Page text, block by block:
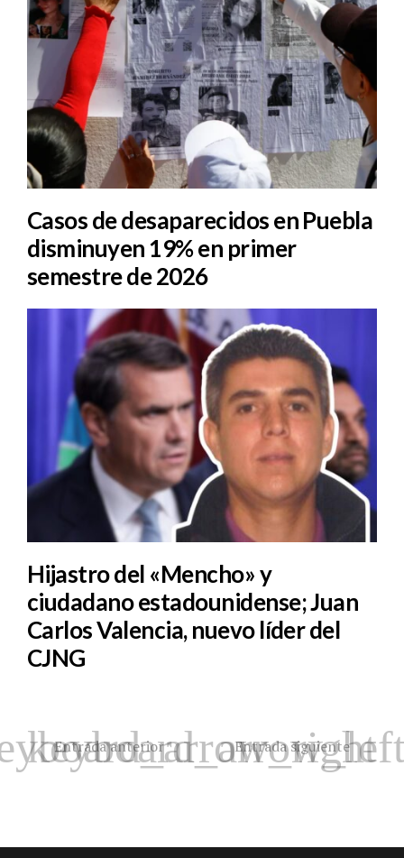
Casos de desaparecidos en Puebla
disminuyen 19% en primer
semestre de 2026
Hijastro del «Mencho» y
ciudadano estadounidense; Juan
Carlos Valencia, nuevo líder del
CJNG
Entrada anterior Entrada siguiente